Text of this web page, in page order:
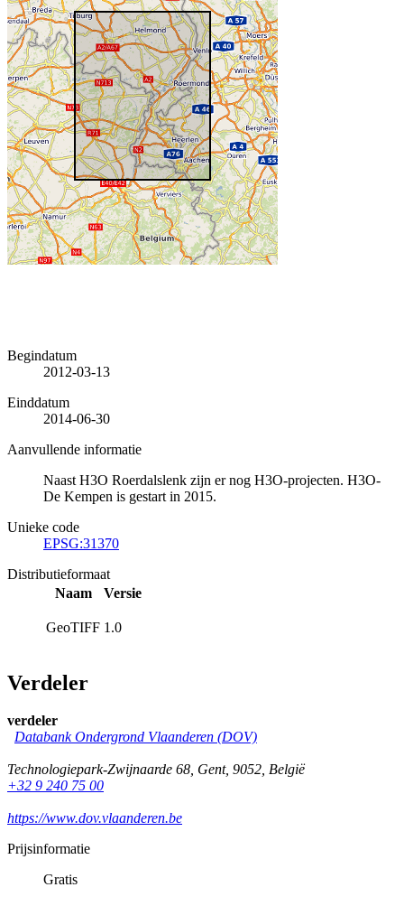
Begindatum
2012-03-13
Einddatum
2014-06-30
Aanvullende informatie
Naast H3O Roerdalslenk zijn er nog H3O-projecten. H3O-
De Kempen is gestart in 2015.
Unieke code
EPSG:31370
Distributieformaat
Naam
Versie
GeoTIFF 1.0
Verdeler
verdeler
Databank Ondergrond Vlaanderen (DOV)
Technologiepark-Zwijnaarde 68, Gent, 9052, België
+32 9 240 75 00
https://www.dov.vlaanderen.be
Prijsinformatie
Gratis